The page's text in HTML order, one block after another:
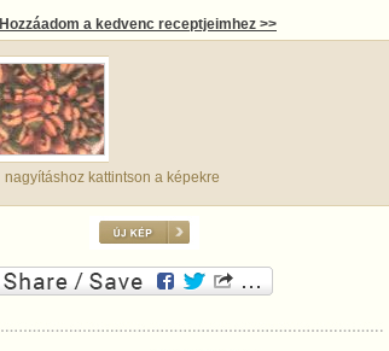
Hozzáadom a kedvenc receptjeimhez >>
nagyításhoz kattintson a képekre